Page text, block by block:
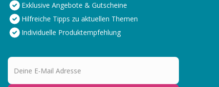
Exklusive Angebote & Gutscheine
Hilfreiche Tipps zu aktuellen Themen
Individuelle Produktempfehlung
Deine E-Mail Adresse